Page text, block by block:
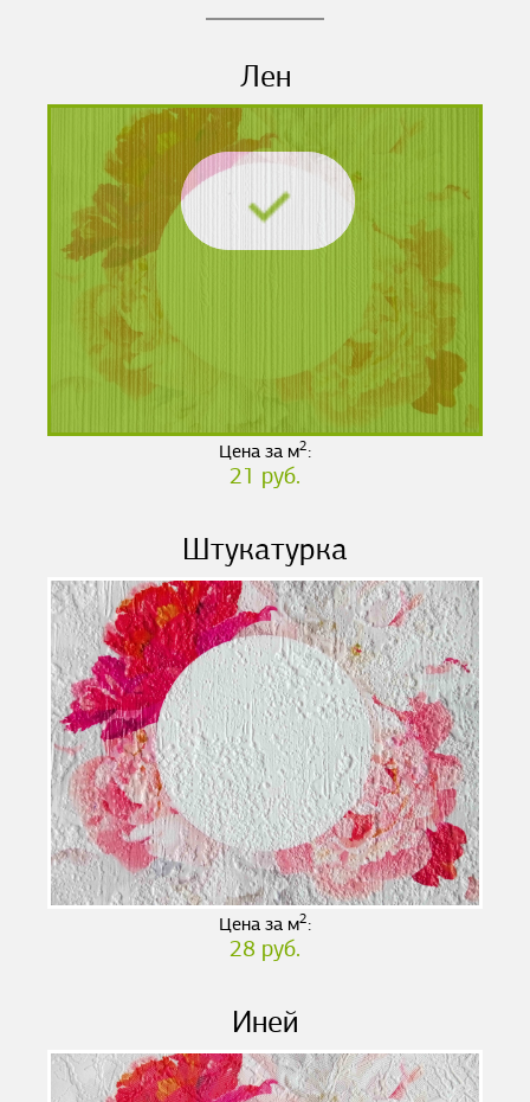
Лен
Цена за м2:
21 руб.
Штукатурка
Цена за м2:
28 руб.
Иней